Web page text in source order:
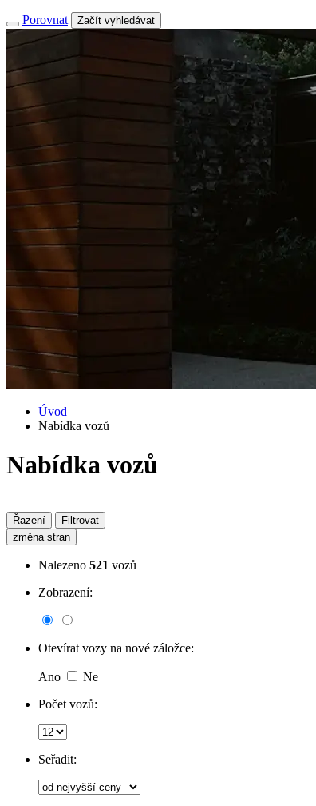
Porovnat Začít vyhledávat
Úvod
Nabídka vozů
Nabídka vozů
Řazení
Filtrovat
změna stran
Nalezeno 521 vozů
Zobrazení:
Otevírat vozy na nové záložce:
Ano
Ne
Počet vozů:
Seřadit: